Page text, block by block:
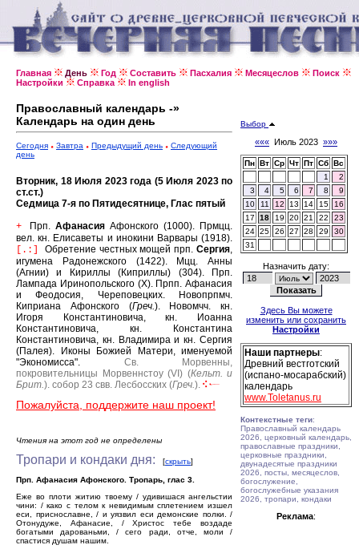
Главная День Год Составить Пасхалия Месяцеслов
Поиск
Настройки
Справка In english
Православный календарь -»
Календарь на один день
Сегодня Завтра Предыдущий день
Следующий
день
Вторник, 18 Июля 2023 года (5 Июля 2023 по
ст.ст.)
Седмица 7-я по Пятидесятнице, Глас пятый
+ Прп. Афанасия Афонского (1000). Прмцц.
вел. кн. Елисаветы и инокини Варвары (1918).
[.:]
Обретение честных мощей прп.Сергия,
игумена Радонежского (1422).
Мцц. Анны
(Агнии) и Кириллы (Киприллы) (304).
Прп.
Лампада Иринопольского (X). Прпп. Афанасия
и Феодосия, Череповецких.
Новопрпмч.
Киприана Афонского (Греч.).
Новомчч. кн.
Игоря Константиновича, кн. Иоанна
Константиновича, кн. Константина
Константиновича, кн. Владимира и кн. Сергия
(Палея).
Иконы Божией Матери, именуемой
"Экономисса". Св. Морвенны,
покровительницы Морвеннстоу (VI) (Кельт. и
Брит.). собор 23 свв. Лесбосских (Греч.).
Пожалуйста, поддержите наш проект!
Чтения на этот год не определены
Тропари и кондаки дня: [скрыть]
Прп. Афанасия Афонского. Тропарь, глас 3.
Еже во плоти житию твоему / удивишася ангельстии
чини: / како с телом к невидимым сплетением изшел
еси, приснославне, / и уязвил еси демонские полки. /
Отонудуже, Афанасие, / Христос тебе воздаде
богатыми дарованьми, / сего ради, отче, моли /
спастися душам нашим.
Выбор
««« Июль 2023 »»»
Пн Вт Ср Чт Пт Сб Вс
1
2
3
4 5 6 7 8
9
10
11 12 13 14 15
16
17
18 19 20 21 22
23
24 25 26 27 28 29
30
31
Назначить дату:
Здесь Вы можете
изменить или сохранить
Настройки
Наши партнеры:
Древний вестготский
(испано-мосарабский)
календарь
www.Toletanus.ru
Контекстные теги:
Православный календарь
2026, церковный календарь,
православные праздники,
церковные праздники,
двунадесятые праздники
2026, посты, месяцеслов,
богослужение,
богослужебные указания
2026, тропари, кондаки
Реклама: